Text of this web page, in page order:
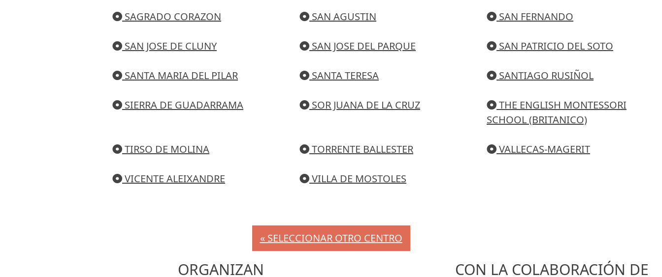
SAGRADO CORAZON SAN AGUSTIN SAN FERNANDO
SAN JOSE DE CLUNY SAN JOSE DEL PARQUE SAN PATRICIO DEL SOTO
SANTA MARIA DEL PILAR SANTA TERESA SANTIAGO RUSIÑOL
SIERRA DE GUADARRAMA SOR JUANA DE LA CRUZ
THE ENGLISH MONTESSORI
SCHOOL (BRITANICO)
TIRSO DE MOLINA TORRENTE BALLESTER VALLECAS-MAGERIT
VICENTE ALEIXANDRE VILLA DE MOSTOLES
« SELECCIONAR OTRO CENTRO
ORGANIZAN CON LA COLABORACIÓN DE